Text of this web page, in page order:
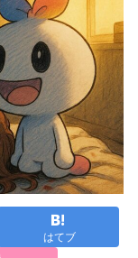
はてブ